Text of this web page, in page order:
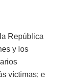
República
y los
víctimas; e